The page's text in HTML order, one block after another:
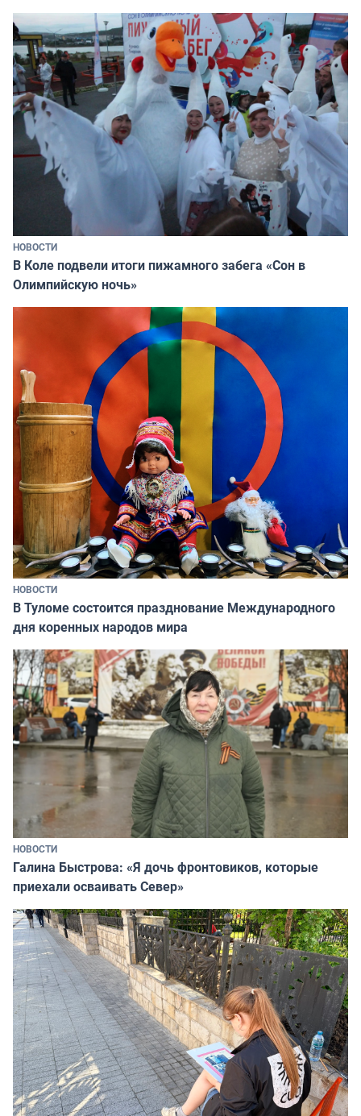
НОВОСТИ
В Коле подвели итоги пижамного забега «Сон в
Олимпийскую ночь»
НОВОСТИ
В Туломе состоится празднование Международного
дня коренных народов мира
НОВОСТИ
Галина Быстрова: «Я дочь фронтовиков, которые
приехали осваивать Север»